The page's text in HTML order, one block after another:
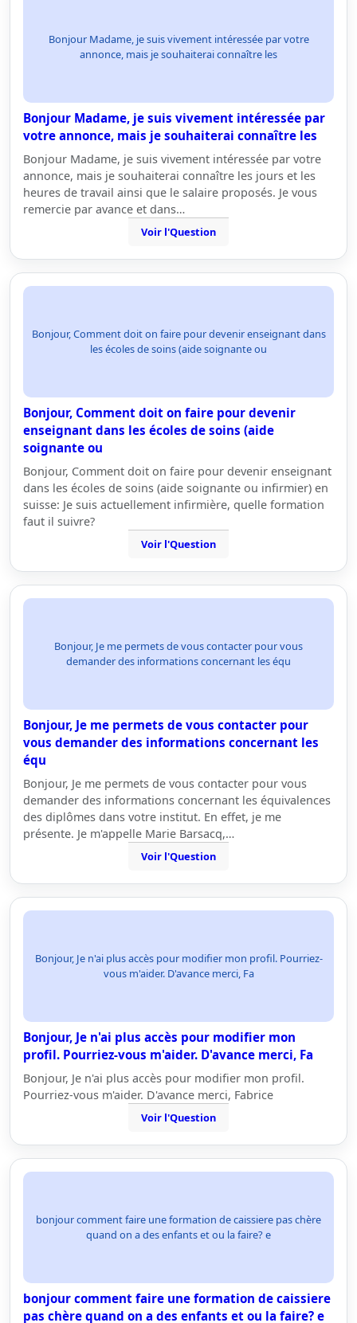
Bonjour Madame, je suis vivement intéressée par votre
annonce, mais je souhaiterai connaître les
Bonjour Madame, je suis vivement intéressée par
votre annonce, mais je souhaiterai connaître les
Bonjour Madame, je suis vivement intéressée par votre
annonce, mais je souhaiterai connaître les jours et les
heures de travail ainsi que le salaire proposés. Je vous
remercie par avance et dans…
Voir l'Question
Bonjour, Comment doit on faire pour devenir enseignant dans
les écoles de soins (aide soignante ou
Bonjour, Comment doit on faire pour devenir
enseignant dans les écoles de soins (aide
soignante ou
Bonjour, Comment doit on faire pour devenir enseignant
dans les écoles de soins (aide soignante ou infirmier) en
suisse: Je suis actuellement infirmière, quelle formation
faut il suivre?
Voir l'Question
Bonjour, Je me permets de vous contacter pour vous
demander des informations concernant les équ
Bonjour, Je me permets de vous contacter pour
vous demander des informations concernant les
équ
Bonjour, Je me permets de vous contacter pour vous
demander des informations concernant les équivalences
des diplômes dans votre institut. En effet, je me
présente. Je m'appelle Marie Barsacq,…
Voir l'Question
Bonjour, Je n'ai plus accès pour modifier mon profil. Pourriez-
vous m'aider. D'avance merci, Fa
Bonjour, Je n'ai plus accès pour modifier mon
profil. Pourriez-vous m'aider. D'avance merci, Fa
Bonjour, Je n'ai plus accès pour modifier mon profil.
Pourriez-vous m'aider. D'avance merci, Fabrice
Voir l'Question
bonjour comment faire une formation de caissiere pas chère
quand on a des enfants et ou la faire? e
bonjour comment faire une formation de caissiere
pas chère quand on a des enfants et ou la faire? e